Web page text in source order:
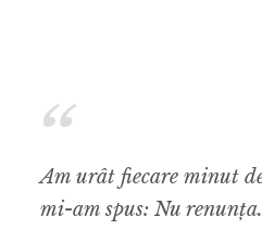
Am urât fiecare minut
mi-am spus: Nu